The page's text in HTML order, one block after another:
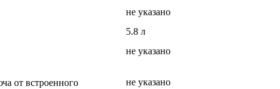
не указано
5.8 л
не указано
от встроенного
не указано